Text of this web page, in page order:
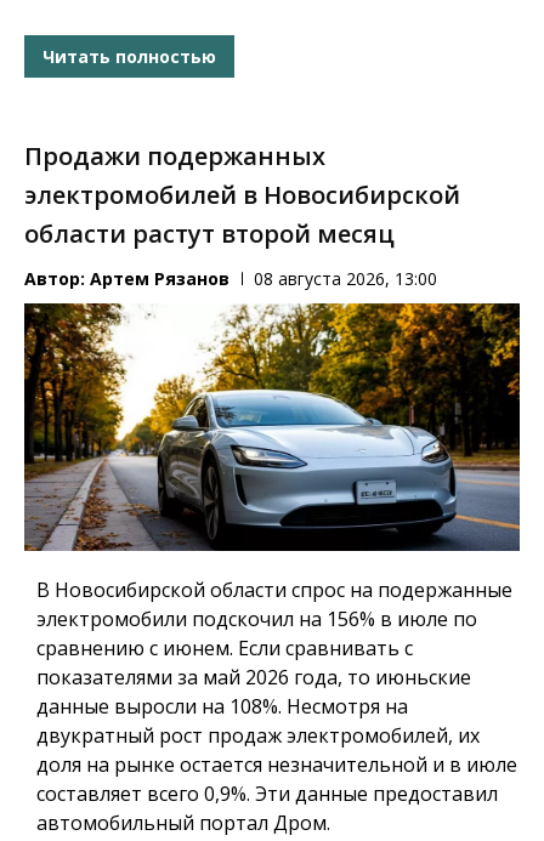
Читать полностью
Продажи подержанных
электромобилей в Новосибирской
области растут второй месяц
Автор: Артем Рязанов 08 августа 2026, 13:00
В Новосибирской области спрос на подержанные
электромобили подскочил на 156% в июле по
сравнению с июнем. Если сравнивать с
показателями за май 2026 года, то июньские
данные выросли на 108%. Несмотря на
двукратный рост продаж электромобилей, их
доля на рынке остается незначительной и в июле
составляет всего 0,9%. Эти данные предоставил
автомобильный портал Дром.